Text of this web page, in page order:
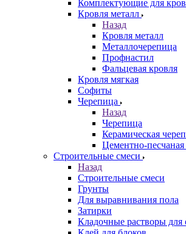
Комплектующие для
Кровля металл
Назад
Кровля металл
Металлочерепица
Профнастил
Фальцевая кровля
Кровля мягкая
Софиты
Черепица
Назад
Черепица
Керамическая
Цементно-
Строительные смеси
Назад
Строительные смеси
Грунты
Для выравнивания пола
Затирки
Кладочные растворы для